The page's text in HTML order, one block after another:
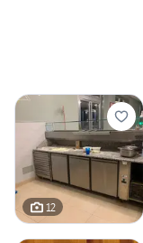
12